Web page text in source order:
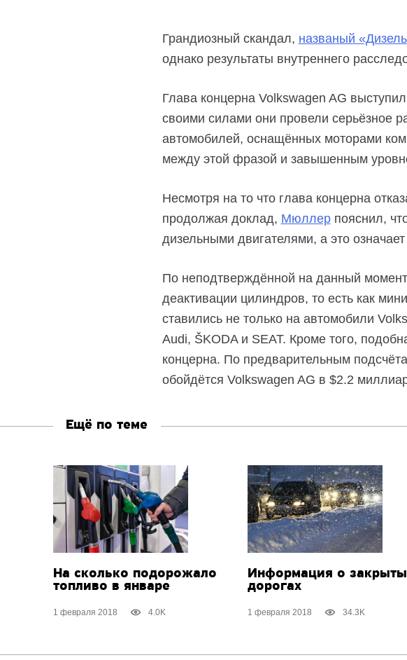
Грандиозный скандал, названый
однако результаты внутреннего
Глава концерна Volkswagen AG
своими силами они провели серьёзное
автомобилей, оснащённых моторами
между этой фразой и завышенным
Несмотря на то что глава концерна
продолжая доклад, Мюллерпояснил,
дизельными двигателями, а это
По неподтверждённой на данный
деактивации цилиндров, то есть как
ставились не только на автомобили
Audi, ŠKODA и SEAT. Кроме того,
концерна. По предварительным
обойдётся Volkswagen AG в $2.2
Ещё по теме
На сколько подорожало
топливо в январе
1 февраля 2018 4.0K
Информация о
дорогах
1 февраля 2018 34.3K